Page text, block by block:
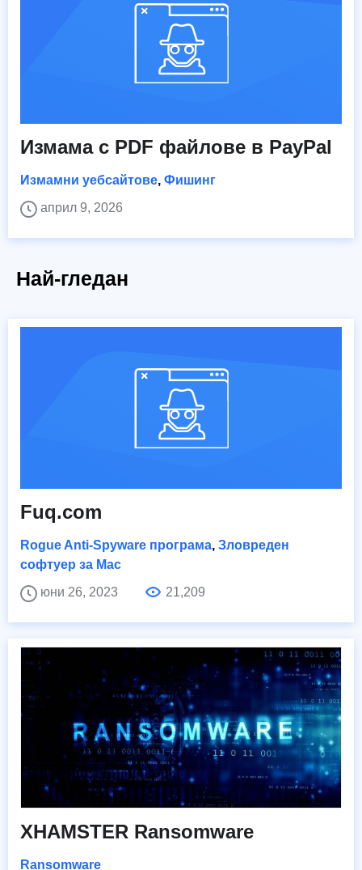
Измама с PDF файлове в PayPal
Измамни уебсайтове, Фишинг
април 9, 2026
Най-гледан
Fuq.com
Rogue Anti-Spyware програма, Зловреден
софтуер за Mac
юни 26, 2023
21,209
XHAMSTER Ransomware
Ransomware